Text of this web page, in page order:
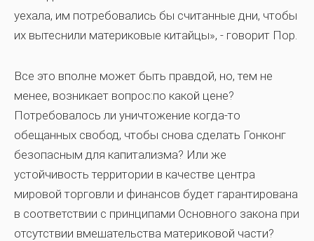
уехала, им потребовались бы считанные дни, чтобы
их вытеснили материковые китайцы», - говорит Пор.
Все это вполне может быть правдой, но, тем не
менее, возникает вопрос:по какой цене?
Потребовалось ли уничтожение когда-то
обещанных свобод, чтобы снова сделать Гонконг
безопасным для капитализма? Или же
устойчивость территории в качестве центра
мировой торговли и финансов будет гарантирована
в соответствии с принципами Основного закона при
отсутствии вмешательства материковой части?